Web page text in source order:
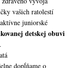
vašich ratolestí
juniorské
detskej obuvi
dopĺňame o